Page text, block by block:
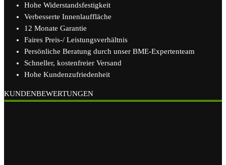
Hohe Widerstandsfestigkeit
Verbesserte Innenlauffläche
12 Monate Garantie
Faires Preis-/ Leistungsverhältnis
Persönliche Beratung durch unser BME-Expertenteam
Schneller, kostenfreier Versand
Hohe Kundenzufriedenheit
KUNDENBEWERTUNGEN